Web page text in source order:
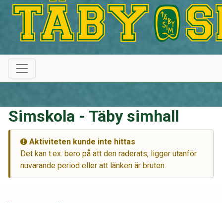
Simskola - Täby simhall
Aktiviteten kunde inte hittas
Det kan t.ex. bero på att den raderats, ligger utanför
nuvarande period eller att länken är bruten.